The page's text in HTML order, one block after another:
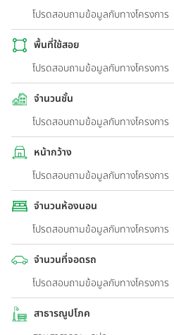
โปรดสอบถามข้อมูลกับทางโครงการ
พื้นที่ใช้สอย
โปรดสอบถามข้อมูลกับทางโครงการ
จำนวนชั้น
โปรดสอบถามข้อมูลกับทางโครงการ
หน้ากว้าง
โปรดสอบถามข้อมูลกับทางโครงการ
จำนวนห้องนอน
โปรดสอบถามข้อมูลกับทางโครงการ
จำนวนที่จอดรถ
โปรดสอบถามข้อมูลกับทางโครงการ
สาธารณูปโภค